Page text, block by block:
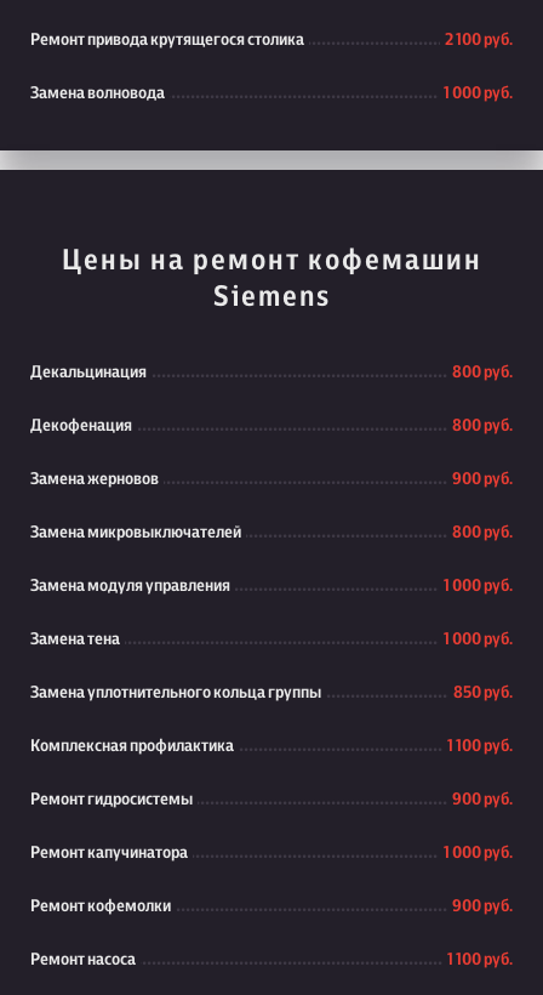
Ремонт привода крутящегося столика 2 100 руб.
Замена волновода 1 000 руб.
Цены на ремонт кофемашин
Siemens
Декальцинация 800 руб.
Декофенация 800 руб.
Замена жерновов 900 руб.
Замена микровыключателей 800 руб.
Замена модуля управления 1 000 руб.
Замена тена 1 000 руб.
Замена уплотнительного кольца группы 850 руб.
Комплексная профилактика 1 100 руб.
Ремонт гидросистемы 900 руб.
Ремонт капучинатора 1 000 руб.
Ремонт кофемолки 900 руб.
Ремонт насоса 1 100 руб.